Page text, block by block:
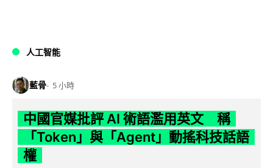
人工智能
藍骨 5 小時
中國官媒批評 AI 術語濫用英文 稱
「Token」與「Agent」動搖科技話語
權